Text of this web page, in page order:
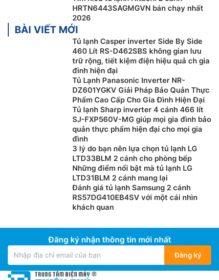
Thiết kế tinh gọn và tiết kiệm không gian giúp tối ưu
diện tích sử dụng trong ngăn đá. Bình chứa nước 4L
dễ dàng châm đầy và vệ sinh, đảm bảo nguồn nước an
toàn và ổn định. Tận hưởng sự tiện lợi của đá viên tươi
mát bất cứ khi nào bạn muốn – hoàn hảo cho những
phút giải khát tức thì.
Ngăn Triple Ease Zone
Tủ lạnh Hitachi inverterHRTN6443SAGMGVN được
trang bị ngăn Triple Ease Zone có thiết kế riêng để tối
ưu hóa không gian lưu trữ và sắp xếp trong ngăn đá.
Ngăn này giúp kiểm soát mùi khó chịu nhờ Bộ Lọc Khử
Mùi Triple Power, đảm bảo thực phẩm đông lạnh luôn
HRTN6443SAGMGVN bán chạy nhất
2026
BÀI VIẾT MỚI
Tủ lạnh Casper inverter Side By Side
460 Lít RS-D462SBS không gian lưu
trữ rộng, tiết kiệm điện hiệu quả ch gia
đình hiện đại
Tủ Lạnh Panasonic Inverter NR-
DZ601YGKV Giải Pháp Bảo Quản Thực
Phẩm Cao Cấp Cho Gia Đình Hiện Đại
Tủ lạnh Sharp inverter 4 cánh 466 lít
SJ-FXP560V-MG giúp mọi gia đình bảo
quản thực phẩm hiện đại cho mọi gia
đình
3 lý do bạn nên lựa chọn tủ lạnh LG
LTD33BLM 2 cánh cho phòng bếp
Những điểm nổi bật mà tủ lạnh LG
LTD31BLM 2 cánh mang lại
Đánh giá tủ lạnh Samsung 2 cánh
RS57DG410EB4SV với một cái nhìn
khách quan
Đăng ký nhận thông tin mới nhất
Đăng ký